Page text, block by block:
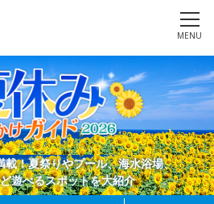
MENU
載！夏祭りやプール、海水浴場、
遊べるスポットを大紹介